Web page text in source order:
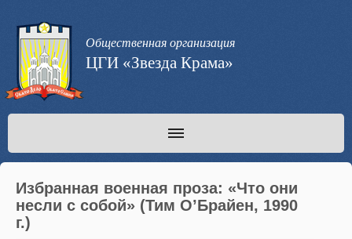
Общественная организация
ЦГИ «Звезда Крама»
Избранная военная проза: «Что они
несли с собой» (Тим О’Брайен, 1990
г.)